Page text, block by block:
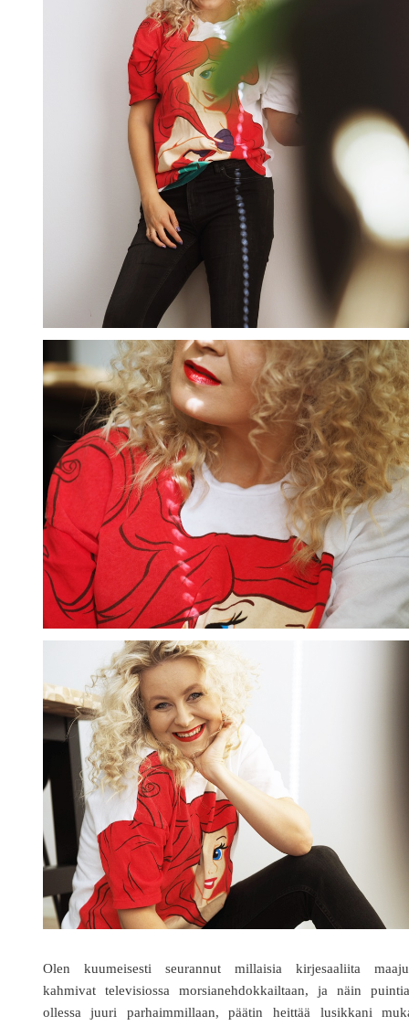
Olen kuumeisesti seurannut millaisia kirjesaaliita
kahmivat televisiossa morsianehdokkailtaan, ja näin
ollessa juuri parhaimmillaan, päätin heittää lusikkani